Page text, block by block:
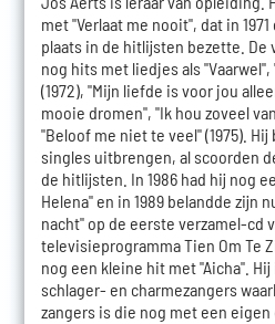
met "Verlaat me nooit", dat in
plaats in de hitlijsten bezette. De
nog hits met liedjes als
(1972), "Mijn liefde is voor jou
mooie dromen", "Ik hou zoveel
"Beloof me niet te veel" (1975).
singles uitbrengen, al scoorden
de hitlijsten. In 1986 had hij nog
Helena" en in 1989 belandde zijn
nacht" op de eerste verzamel-cd
televisieprogramma Tien Om Te
nog een kleine hit met "Aicha".
schlager- en charmezangers
zangers is die nog met een